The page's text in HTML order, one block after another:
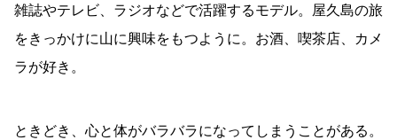
雑誌やテレビ、ラジオなどで活躍するモデル。屋久島の旅
をきっかけに山に興味をもつように。お酒、喫茶店、カメ
ラが好き。
ときどき、心と体がバラバラになってしまうことがある。